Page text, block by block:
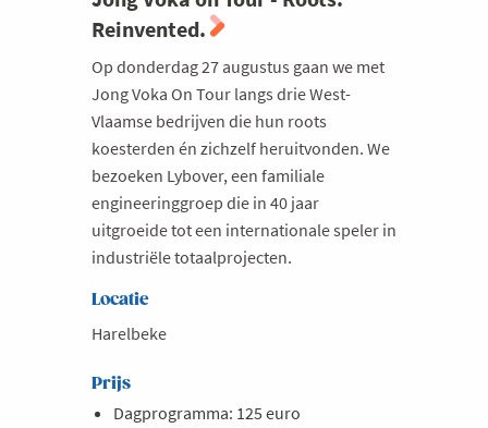
Reinvented.
Op donderdag 27 augustus gaan we met
Jong Voka On Tour langs drie West-
Vlaamse bedrijven die hun roots
koesterden én zichzelf heruitvonden. We
bezoeken Lybover, een familiale
engineeringgroep die in 40 jaar
uitgroeide tot een internationale speler in
industriële totaalprojecten.
Locatie
Harelbeke
Prijs
Dagprogramma: 125 euro